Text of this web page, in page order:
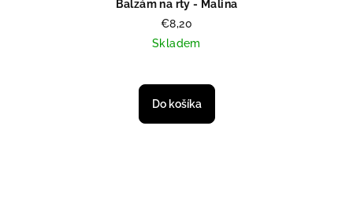
Balzám na rty - Malina
€8,20
Skladem
Do košíka